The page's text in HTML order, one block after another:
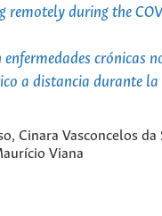
remotely during the
enfermedades crónicas
a distancia durante la
Cinara Vasconcelos
Viana